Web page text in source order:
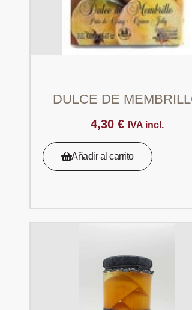
DULCE DE
4,30 € IVA incl.
Añadir al carrito